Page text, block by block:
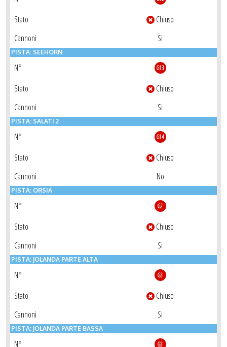
Stato
Chiuso
Cannoni
Si
PISTA: SEEHORN
N° G13
Stato
Chiuso
Cannoni
Si
PISTA: SALATI 2
N° G14
Stato
Chiuso
Cannoni
No
PISTA: ORSIA
N° G2
Stato
Chiuso
Cannoni
Si
PISTA: JOLANDA PARTE ALTA
N° G3
Stato
Chiuso
Cannoni
Si
PISTA: JOLANDA PARTE BASSA
N° G3